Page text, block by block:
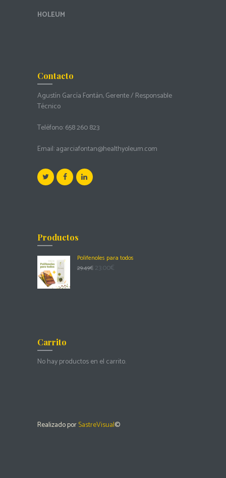
HOLEUM
Contacto
Agustín García Fontán, Gerente / Responsable
Técnico
Teléfono:658 260 823
Email:agarciafontan@healthyoleum.com
Productos
Polifenoles para todos
29.49€ 23.00€
Carrito
No hay productos en el carrito.
Realizado porSastreVisual©